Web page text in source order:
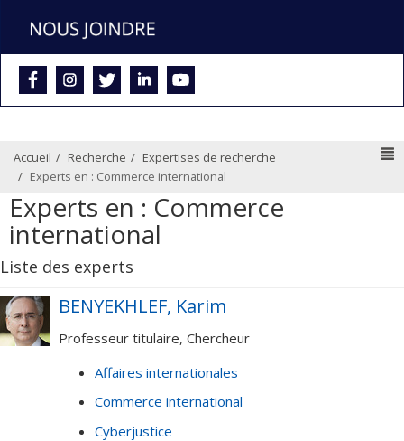
Accueil Recherche
Expertises de recherche
Experts en : Commerce international
Experts en : Commerce
international
Liste des experts
BENYEKHLEF, Karim
Professeur titulaire, Chercheur
Affaires internationales
Commerce international
Cyberjustice